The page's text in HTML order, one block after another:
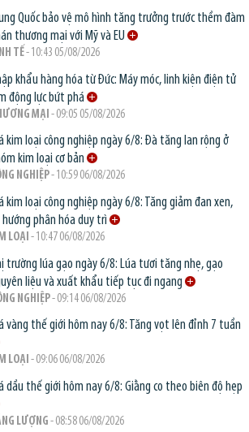
Quốc bảo vệ mô hình tăng trưởng trước thềm đàm
thương mại với Mỹ và EU
TẾ- 10:43 05/08/2026
khẩu hàng hóa từ Đức: Máy móc, linh kiện điện tử
động lực bứt phá
MẠI - 09:05 05/08/2026
kim loại công nghiệp ngày 6/8: Đà tăng lan rộng ở
kim loại cơ bản
NGHIỆP- 10:59 06/08/2026
kim loại công nghiệp ngày 6/8: Tăng giảm đan xen,
hướng phân hóa duy trì
LOẠI - 10:47 06/08/2026
trường lúa gạo ngày 6/8: Lúa tươi tăng nhẹ, gạo
liệu và xuất khẩu tiếp tục đi ngang
NGHIỆP- 09:14 06/08/2026
vàng thế giới hôm nay 6/8: Tăng vọt lên đỉnh 7 tuần
LOẠI - 09:06 06/08/2026
dầu thế giới hôm nay 6/8: Giằng co theo biên độ hẹp
LƯỢNG- 08:58 06/08/2026